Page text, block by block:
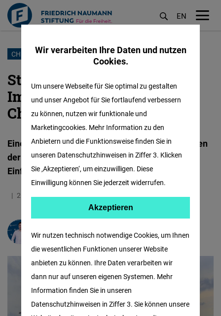
Direkt
Inhalt
EN
CHINA-STRATEGIE
Studie: Deutschlands
Importabhängigkeit von
China steigt
Eine neue FNF-Analyse zeigt: Entgegen den Zielen
der China-Strategie ist der Anteil chinesischer
Einfuhren bei wichtigen Gütern gestiegen.
26.05.2026 1.9 Minuten Taiwan Englisch
Frederic Spohr
Wir verarbeiten Ihre Daten und nutzen
Cookies.
Wir nutzen technisch notwendige Cookies, um Ihnen
die wesentlichen Funktionen unserer Website
anbieten zu können. Ihre Daten verarbeiten wir
dann nur auf unseren eigenen Systemen. Mehr
Information finden Sie in unseren
Datenschutzhinweisen in Ziffer 3. Sie können unsere
Um unsere Webseite für Sie optimal zu gestalten
und unser Angebot für Sie fortlaufend verbessern
zu können, nutzen wir funktionale und
Marketingcookies. Mehr Information zu den
Anbietern und die Funktionsweise finden Sie in
unseren Datenschutzhinweisen in Ziffer 3. Klicken
Sie ‚Akzeptieren‘, um einzuwilligen. Diese
Einwilligung können Sie jederzeit widerrufen.
Facebook
Embed
Twitter
Embed
Akzeptieren